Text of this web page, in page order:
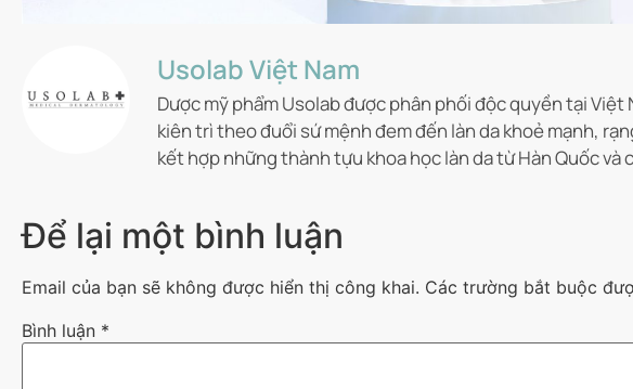
Usolab Việt Nam
Dược mỹ phẩm Usolab được phân phối độc quyền tại Việt
kiên trì theo đuổi sứ mệnh đem đến làn da khoẻ mạnh,
kết hợp những thành tựu khoa học làn da từ Hàn Quốc và
Để lại một bình luận
Email của bạn sẽ không được hiển thị công khai. Các trường bắt buộc
Bình luận *